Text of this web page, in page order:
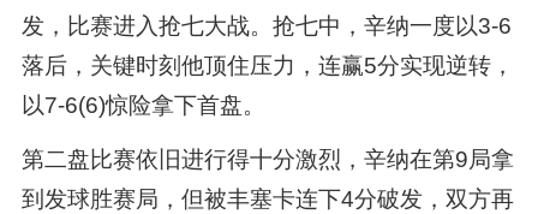
发，比赛进入抢七大战。抢七中，辛纳一度以3-6
落后，关键时刻他顶住压力，连赢5分实现逆转，
以7-6(6)惊险拿下首盘。
第二盘比赛依旧进行得十分激烈，辛纳在第9局拿
到发球胜赛局，但被丰塞卡连下4分破发，双方再